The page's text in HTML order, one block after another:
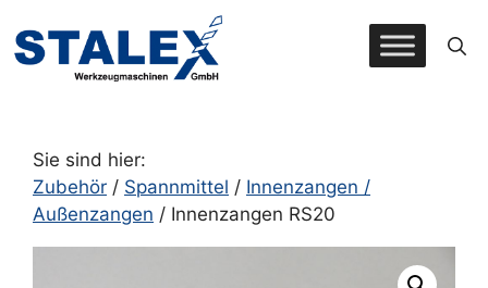
Inhalt
springen
Sie sind hier:
Zubehör / Spannmittel / Innenzangen /
Außenzangen / Innenzangen RS20